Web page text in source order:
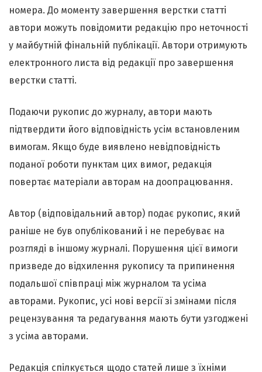
номера. До моменту завершення верстки статті
автори можуть повідомити редакцію про неточності
у майбутній фінальній публікації. Автори отримують
електронного листа від редакції про завершення
верстки статті.
Подаючи рукопис до журналу, автори мають
підтвердити його відповідність усім встановленим
вимогам. Якщо буде виявлено невідповідність
поданої роботи пунктам цих вимог, редакція
повертає матеріали авторам на доопрацювання.
Автор (відповідальний автор) подає рукопис, який
раніше не був опублікований і не перебуває на
розгляді в іншому журналі. Порушення цієї вимоги
призведе до відхилення рукопису та припинення
подальшої співпраці між журналом та усіма
авторами. Рукопис, усі нові версії зі змінами після
рецензування та редагування мають бути узгоджені
з усіма авторами.
Редакція спілкується щодо статей лише з їхніми